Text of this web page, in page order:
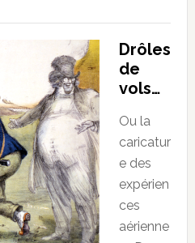
Drôles
de
vols…
Ou la
caricatur
e des
expérien
ces
aérienne